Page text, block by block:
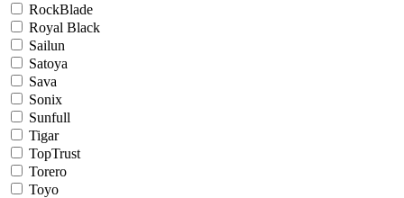
RockBlade
Royal Black
Sailun
Satoya
Sava
Sonix
Sunfull
Tigar
TopTrust
Torero
Toyo